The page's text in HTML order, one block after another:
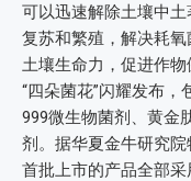
可以迅速解除土壤中
复苏和繁殖，解决耗
土壤生命力，促进作
“四朵菌花”闪耀发布
999微生物菌剂、黄金
剂。据华夏金牛研究
首批上市的产品全部